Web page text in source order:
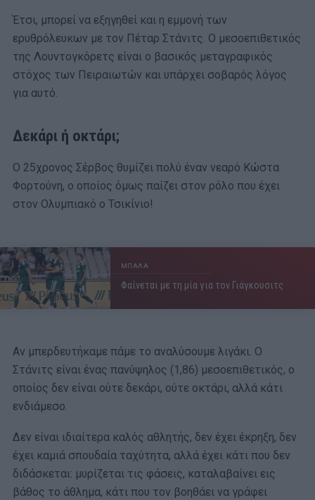
Έτσι, μπορεί να εξηγηθεί και η εμμονή των
ερυθρόλευκων με τον Πέταρ Στάνιτς. Ο μεσοεπιθετικός
της Λουντογκόρετς είναι ο βασικός μεταγραφικός
στόχος των Πειραιωτών και υπάρχει σοβαρός λόγος
για αυτό.
Δεκάρι ή οκτάρι;
Ο 25χρονος Σέρβος θυμίζει πολύ έναν νεαρό Κώστα
Φορτούνη, ο οποίος όμως παίζει στον ρόλο που έχει
στον Ολυμπιακό ο Τσικίνιο!
ΜΠΑΛΑ
Φαίνεται με τη μία για τον Γιάγκουσιτς
Αν μπερδευτήκαμε πάμε το αναλύσουμε λιγάκι. Ο
Στάνιτς είναι ένας πανύψηλος (1,86) μεσοεπιθετικός, ο
οποίος δεν είναι ούτε δεκάρι, ούτε οκτάρι, αλλά κάτι
ενδιάμεσο.
Δεν είναι ιδιαίτερα καλός αθλητής, δεν έχει έκρηξη, δεν
έχει καμιά σπουδαία ταχύτητα, αλλά έχει κάτι που δεν
διδάσκεται: μυρίζεται τις φάσεις, καταλαβαίνει εις
βάθος το άθλημα, κάτι που τον βοηθάει να γράφει